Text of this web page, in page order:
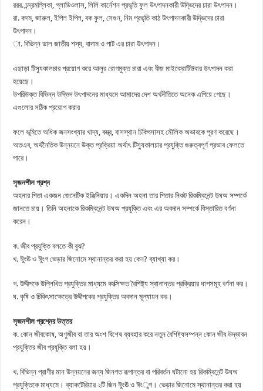
ররর. চন্দ্রমল্লিকা, গ্লাডিওলাস, লিলি কার্নেশন প্রভৃতি ফুল উৎপাদনকারী উদ্ভিদের চারা উৎপাদন।
রা. কদম, জারুল, ইপিল ইপিল, বক ফুল, সেগুন, নিম প্রভৃতি কাঠ উৎপাদনকারী উদ্ভিদের চারা
উৎপাদন।
া. বিভিন্ন ডাল জাতীয় শস্য, বাদাম ও পাট এর চারা উৎপাদন।
এছাড়া টিস্যুকালচার প্রয়োগ করে আলুর রোগমুক্ত চারা এবং বীজ মাইক্রোটিউবার উৎপাদন করা
হয়েছে।
উপরিউক্ত বিভিন্ন উদ্ভিদ উৎপাদনের মাধ্যমে আমাদের দেশ অর্থনীতিতে অনেক এগিয়ে গেছে।
এগুলোর সঠিক প্রয়োগ করার
ফলে ভূমিতে অধিক জনসংখ্যার খাদ্য, বস্ত্র, বাসস্থান চিকিৎসাসহ মৌলিক অভাবকে পূরণ করেছে।
অতএব, অর্থনৈতিক উন্নয়নে উক্ত প্রক্রিয়া অর্থাৎ টিস্যুকালচার প্রযুক্তি গুরুত্বপূর্ণ প্রভাব ফেলতে
পারে।
সৃজনশীল প্রশ্ন
অহনার পিতা একজন জেনেটিক ইঞ্জিনিয়ার। একদিন অহনা তার পিতার নিকট রিকম্বিনেন্ট উঘঅ সম্পর্কে
জানতে চায়। তিনি অহনাকে রিকম্বিনেন্ট উঘঅ প্রযুক্তি এবং এর অবদান সম্পর্কে বিস্তারিত বর্ণনা
করেন।
ক. জীব প্রযুক্তি বলতে কী বুঝ?
খ. ঈুংঊ ও ঈুংগ ভেড়ার জিনোমে স্থানান্তর করা হয় কেন? ব্যাখ্যা কর।
গ. উদ্দীপকে উল্লিখিত প্রযুক্তির মাধ্যমে কাক্সিক্ষত বৈশিষ্ট্য স্থানান্তর প্রক্রিয়ার ধাপসমূহ বর্ণনা কর।
ঘ. কৃষি ও চিকিৎসাক্ষেত্রে উদ্দীপকের প্রযুক্তির অবদান মূল্যায়ন কর।
সৃজনশীল প্রশ্নের উত্তর
ক. কোন জীবকোষ, অণুজীব বা তার অংশ বিশেষ ব্যবহার করে নতুন বৈশিষ্ট্যসম্পন্ন কোন জীব উদ্ভাবন
প্রযুক্তির জীব প্রযুক্তি বলা হয়।
খ. বিভিন্ন প্রাণীর মান উন্নয়নের জন্য জিনগত রূপান্তর বা পরিবর্তন ঘটানো হয় রিকম্বিনেন্ট উঘঅ
প্রযুক্তিকে মাধ্যমে। ব্যাকটেরিয়ার ২টি জিন ঈুংঊ ও ঈংুগ। ভেড়ার জিনোমে স্থানান্তর করা হয়